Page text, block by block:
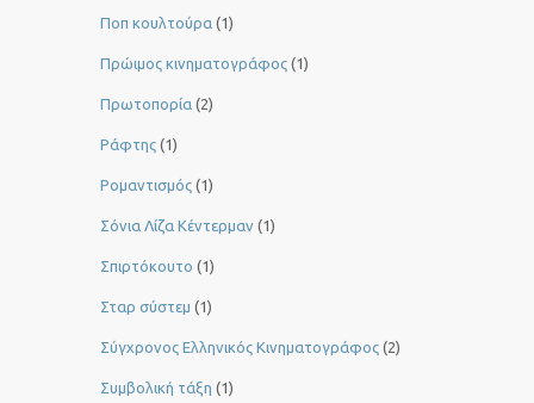
Ποπ κουλτούρα (1)
Πρώιμος κινηματογράφος (1)
Πρωτοπορία (2)
Ράφτης (1)
Ρομαντισμός (1)
Σόνια Λίζα Κέντερμαν (1)
Σπιρτόκουτο (1)
Σταρ σύστεμ (1)
Σύγχρονος Ελληνικός Κινηματογράφος (2)
Συμβολική τάξη (1)